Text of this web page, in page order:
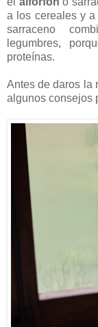
a los cereales y
sarraceno
legumbres,
proteínas.
Antes de daros la
algunos consejos